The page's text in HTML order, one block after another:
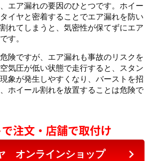
エア漏れの要因のひとつです。ホイー
イヤと密着することでエア漏れを防い
れてしまうと、気密性が保てずにエア
す。
険ですが、エア漏れも事故のリスクを
気圧が低い状態で走行すると、スタン
象が発生しやすくなり、バーストを招
ホイール割れを放置することは危険で
注文・店舗で取付け
オンラインショップ